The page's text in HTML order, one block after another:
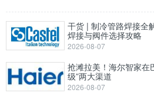
干货 | 制冷管路焊接全
焊接与阀件选择攻略
2026-08-07
抢滩拉美！海尔智家在
级”两大渠道
2026-08-07